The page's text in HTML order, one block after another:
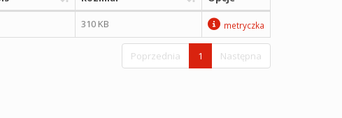
310 KB metryczka
Poprzednia 1 Następna